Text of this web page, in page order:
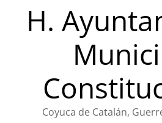
H.
Coyuca de Catalán,